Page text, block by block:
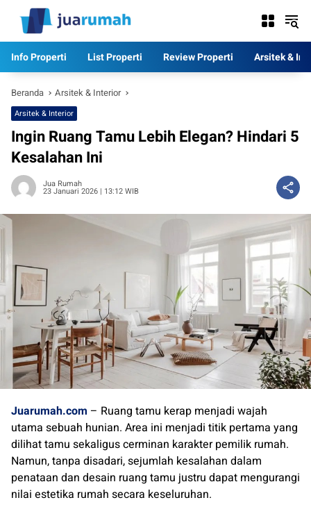
Langsung
konten
Info Properti
List Properti Review Properti Arsitek &
Beranda Arsitek & Interior
Arsitek & Interior
Ingin Ruang Tamu Lebih Elegan? Hindari 5
Kesalahan Ini
Jua Rumah
23 Januari 2026 | 13:12 WIB
Juarumah.com – Ruang tamu kerap menjadi wajah
utama sebuah hunian. Area ini menjadi titik pertama yang
dilihat tamu sekaligus cerminan karakter pemilik rumah.
Namun, tanpa disadari, sejumlah kesalahan dalam
penataan dan desain ruang tamu justru dapat mengurangi
nilai estetika rumah secara keseluruhan.